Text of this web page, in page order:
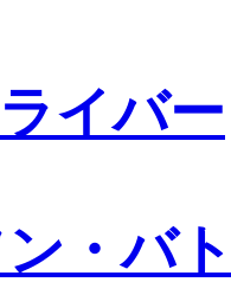
イバー
・バ